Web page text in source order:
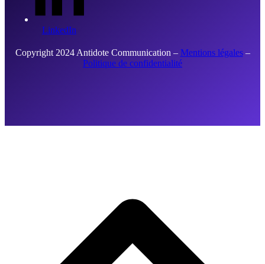
LinkedIn
Copyright 2024 Antidote Communication – Mentions légales–
Politique de confidentialité